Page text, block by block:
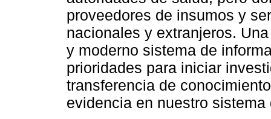
proveedores de insumos y
nacionales y extranjeros.
y moderno sistema de
prioridades para iniciar
transferencia de
evidencia en nuestro sistema